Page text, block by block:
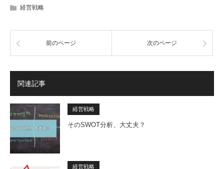
経営戦略
前のページ 次のページ
関連記事
経営戦略
そのSWOT分析、大丈夫？
経営戦略